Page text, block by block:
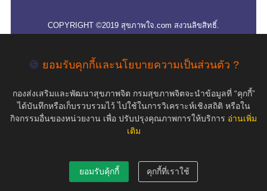
COPYRIGHT ©2019 สุขภาพใจ.com สงวนลิขสิทธิ์.
🍪 ยอมรับคุกกี้และนโยบายความเป็นส่วนตัว ?
กองส่งเสริมและพัฒนาสุขภาพจิต กรมสุขภาพจิตจะนำข้อมูลที่ “คุกกี้”
ได้บันทึกหรือเก็บรวบรวมไว้ ไปใช้ในการวิเคราะห์เชิงสถิติ หรือใน
กิจกรรมอื่นของหน่วยงาน เพื่อ ปรับปรุงคุณภาพการให้บริการ อ่านเพิ่ม
เติม
ยอมรับคุ้กกี้ คุกกี้ที่เราใช้